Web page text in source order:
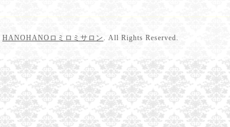
HANOHANOロミロミサロン . All Rights Reserved.